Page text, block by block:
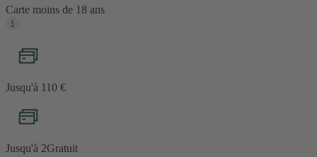
Carte moins de 18 ans
Jusqu'à 1 10 €
Jusqu'à 2Gratuit